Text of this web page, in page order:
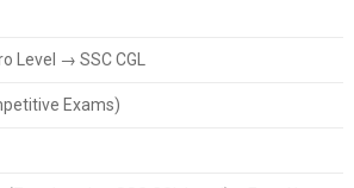
Level → SSC CGL
Exams)